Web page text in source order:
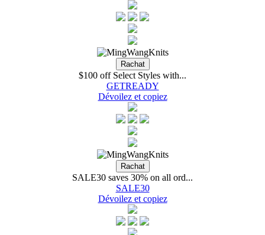
$100 off Select Styles with...
GETREADY
Dévoilez et copiez
SALE30 saves 30% on all ord...
SALE30
Dévoilez et copiez